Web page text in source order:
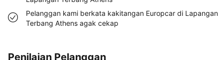
Pelanggan kami berkata kakitangan Europcar di Lapangan
Terbang Athens agak cekap
Penilaian Pelanggan